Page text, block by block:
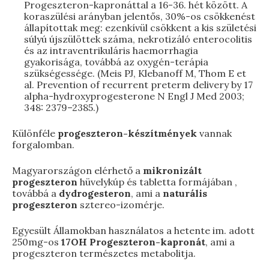
Progeszteron-kapronáttal a 16-36. hét között. A
koraszülési arányban jelentős, 30%-os csökkenést
állapítottak meg: ezenkívül csökkent a kis születési
súlyú újszülöttek száma, nekrotizáló enterocolitis
és az intraventrikuláris haemorrhagia
gyakorisága, továbbá az oxygén-terápia
szükségessége. (Meis PJ, Klebanoff M, Thom E et
al. Prevention of recurrent preterm delivery by 17
alpha-hydroxyprogesterone N Engl J Med 2003;
348: 2379–2385.)
Különféle progeszteron-készítmények vannak
forgalomban.
Magyarországon elérhető a mikronizált
progeszteron hüvelykúp és tabletta formájában ,
továbbá a dydrogesteron, ami a naturális
progeszteron sztereo-izomérje.
Egyesült Államokban használatos a hetente im. adott
250mg-os 17OH Progeszteron-kapronát, ami a
progeszteron természetes metabolitja.